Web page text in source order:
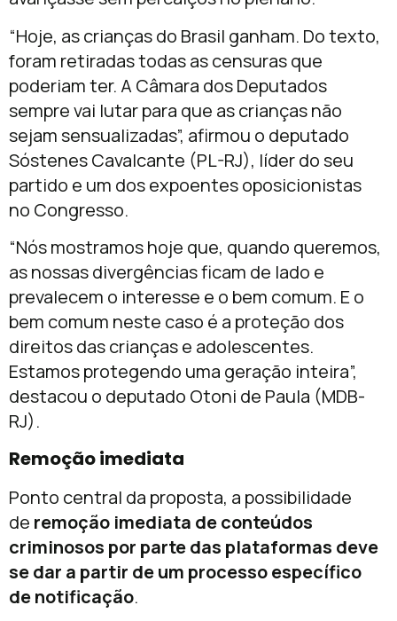
“Hoje, as crianças do Brasil ganham. Do texto,
foram retiradas todas as censuras que
poderiam ter. A Câmara dos Deputados
sempre vai lutar para que as crianças não
sejam sensualizadas”, afirmou o deputado
Sóstenes Cavalcante (PL-RJ), líder do seu
partido e um dos expoentes oposicionistas
no Congresso.
“Nós mostramos hoje que, quando queremos,
as nossas divergências ficam de lado e
prevalecem o interesse e o bem comum. E o
bem comum neste caso é a proteção dos
direitos das crianças e adolescentes.
Estamos protegendo uma geração inteira”,
destacou o deputado Otoni de Paula (MDB-
RJ).
Remoção imediata
Ponto central da proposta, a possibilidade
de remoção imediata de conteúdos
criminosos por parte das plataformas deve
se dar a partir de um processo específico
de notificação.